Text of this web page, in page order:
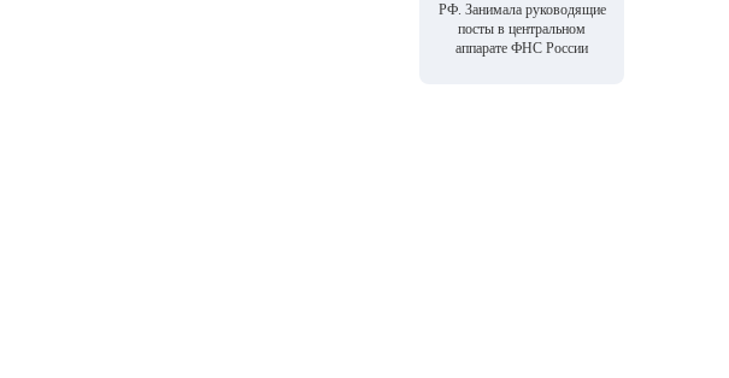
РФ. Занимала руководящие
посты в центральном
аппарате ФНС России